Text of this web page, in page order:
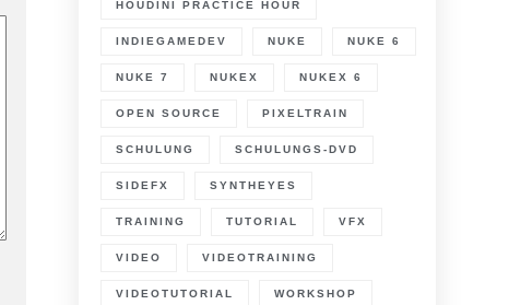
HOUDINI PRACTICE HOUR
INDIEGAMEDEV NUKE NUKE 6
NUKE 7 NUKEX NUKEX 6
OPEN SOURCE PIXELTRAIN
SCHULUNG SCHULUNGS-DVD
SIDEFX SYNTHEYES
TRAINING TUTORIAL VFX
VIDEO VIDEOTRAINING
VIDEOTUTORIAL WORKSHOP